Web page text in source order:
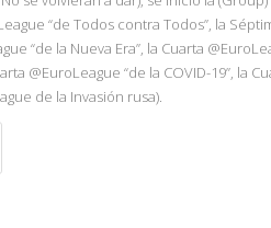
“de Todos contra Todos”, la
“de la Nueva Era”, la Cuarta
@EuroLeague “de la COVID-19”, la
de la Invasión rusa).